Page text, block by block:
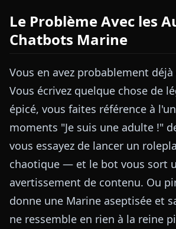
Le Problème Avec les
Chatbots Marine
Vous en avez probablement déjà
Vous écrivez quelque chose de
épicé, vous faites référence à
moments "Je suis une adulte !"
vous essayez de lancer un
chaotique — et le bot vous sort
avertissement de contenu. Ou
donne une Marine aseptisée et
ne ressemble en rien à la reine